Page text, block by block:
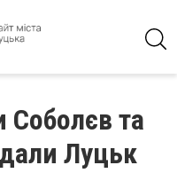
Соболєв та
Луцьк